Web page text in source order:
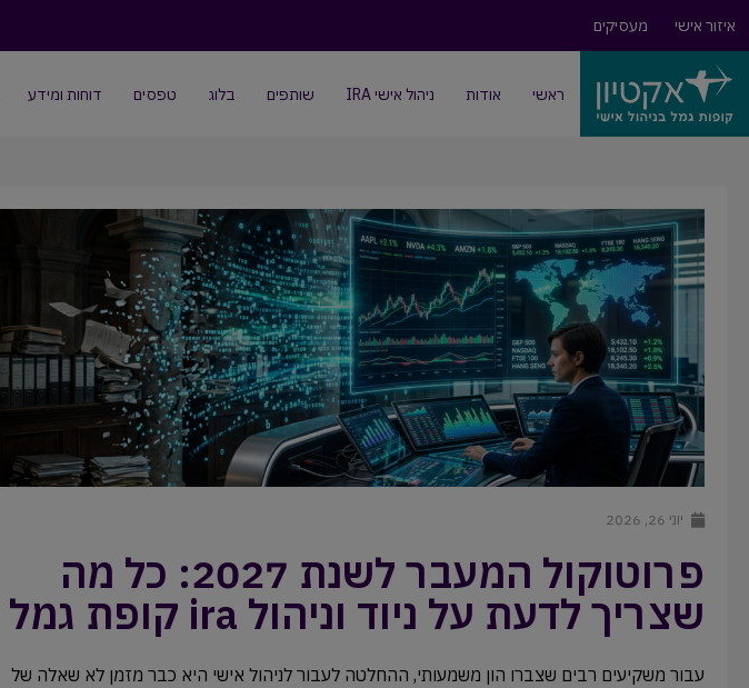
איזור אישי מעסיקים
ראשי אודות ניהול אישי IRA שותפים בלוג טפסים דוחות ומידע
יוני 26, 2026
פרוטוקול המעבר לשנת 2027: כל מה
שצריך לדעת על ניוד וניהול ira קופת גמל
עבור משקיעים רבים שצברו הון משמעותי, ההחלטה לעבור לניהול אישי היא כבר מזמן לא שאלה של